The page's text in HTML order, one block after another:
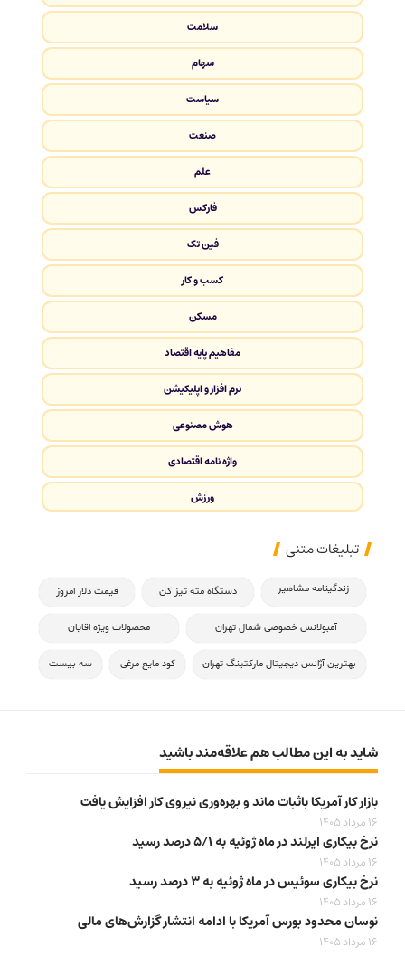
سلامت
سهام
سیاست
صنعت
علم
فارکس
فین تک
کسب و کار
مسکن
مفاهیم پایه اقتصاد
نرم افزار و اپلیکیشن
هوش مصنوعی
واژه نامه اقتصادی
ورزش
تبلیغات متنی
زندگینامه مشاهیر دستگاه مته تیز کن قیمت دلار امروز
آمبولانس خصوصی شمال تهران محصولات ویژه اقایان
بهترین آژانس دیجیتال مارکتینگ تهران کود مایع مرغی سه بیست
شاید به این مطالب هم علاقه‌مند باشید
بازار کار آمریکا باثبات ماند و بهره‌وری نیروی کار افزایش یافت
16 مرداد 1405
نرخ بیکاری ایرلند در ماه ژوئیه به ۵/۱ درصد رسید
16 مرداد 1405
نرخ بیکاری سوئیس در ماه ژوئیه به ۳ درصد رسید
16 مرداد 1405
نوسان محدود بورس آمریکا با ادامه انتشار گزارش‌های مالی
16 مرداد 1405